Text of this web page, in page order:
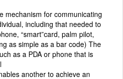
mechanism for communicating
including that needed to
“smart”card, palm pilot,
as simple as a bar code) The
as a PDA or phone that is
another to achieve an